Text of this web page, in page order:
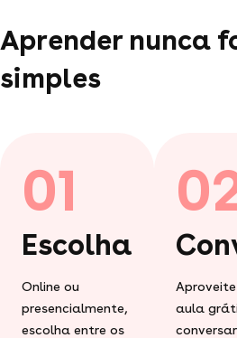
Aprender nunca
simples
01
Escolha
Online ou
presencialmente,
escolha entre os
aula